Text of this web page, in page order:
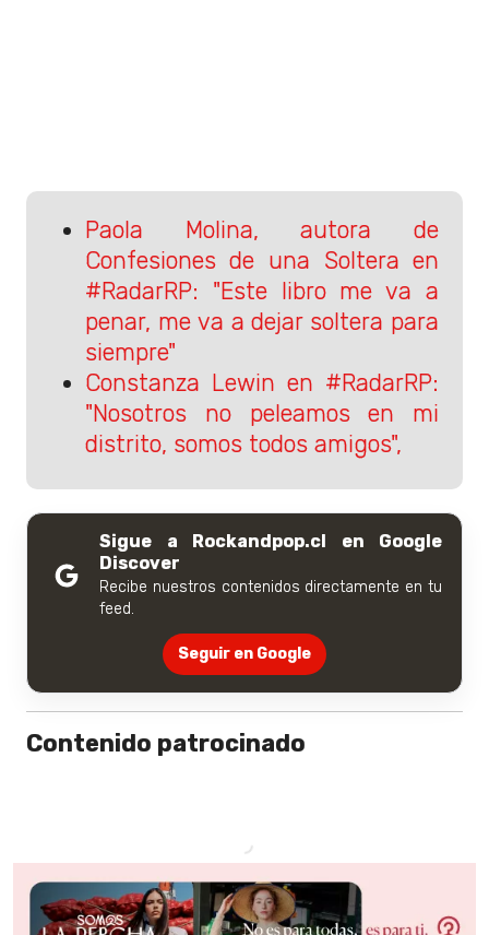
Paola Molina, autora de
Confesiones de una Soltera en
#RadarRP: "Este libro me va a
penar, me va a dejar soltera para
siempre"
Constanza Lewin en #RadarRP:
"Nosotros no peleamos en mi
distrito, somos todos amigos",
Sigue a Rockandpop.cl en Google
Discover
Recibe nuestros contenidos directamente en tu
feed.
Seguir en Google
Contenido patrocinado